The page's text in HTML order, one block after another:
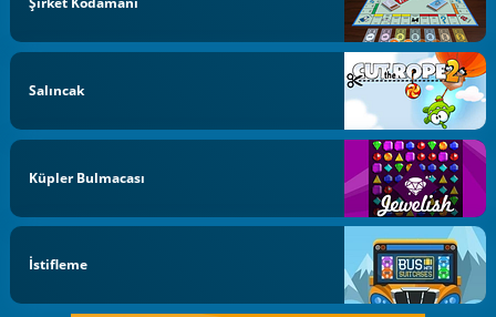
Salıncak
Küpler Bulmacası
İstifleme